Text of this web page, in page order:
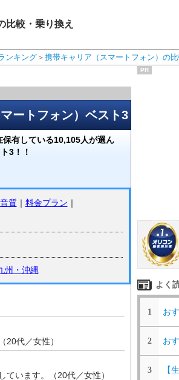
較・乗り換え
ンキング＞ 携帯キャリア（スマートフォン）の比
ートフォン）ベスト3
有している10,105人が選ん
3！！
質｜ 料金プラン ｜
州・沖縄
20代／女性）
います。（20代／女性）
PR
よく
1 お
2 お
3 【